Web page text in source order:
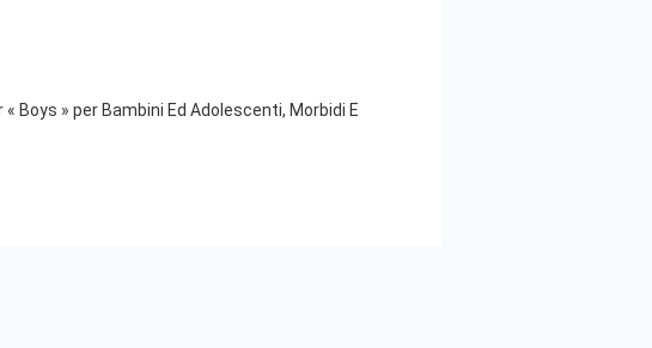
Boys » per Bambini Ed Adolescenti, Morbidi E